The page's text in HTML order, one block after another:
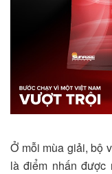
Ở mỗi mùa giải, bộ
là điểm nhấn được